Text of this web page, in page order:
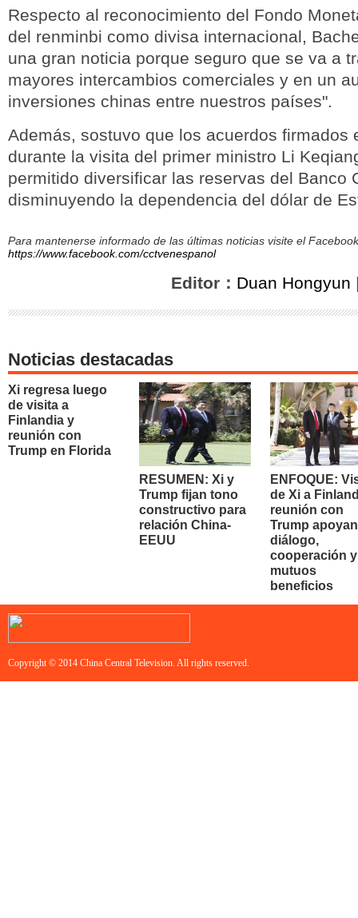
Respecto al reconocimiento del Fondo
del renminbi como divisa internacional,
una gran noticia porque seguro que se va a
mayores intercambios comerciales y en un
inversiones chinas entre nuestros países".
Además, sostuvo que los acuerdos firmados
durante la visita del primer ministro Li
permitido diversificar las reservas del Banco
disminuyendo la dependencia del dólar de
Para mantenerse informado de las últimas noticias visite el
https://www.facebook.com/cctvenespanol
Editor： Duan Hongyun
Noticias destacadas
Xi regresa luego
de visita a
Finlandia y
reunión con
Trump en Florida
RESUMEN: Xi y
Trump fijan tono
constructivo para
relación China-
EEUU
ENFOQUE:
de Xi a
reunión con
Trump apoyan
diálogo,
cooperación y
mutuos
beneficios
Copyright © 2014 China Central Television. All rights reserved.